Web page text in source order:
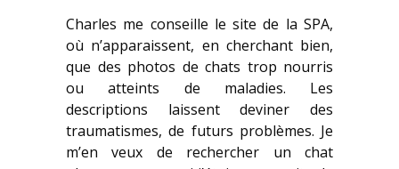
Charles me conseille le site de la SPA,
où n’apparaissent, en cherchant bien,
que des photos de chats trop nourris
ou atteints de maladies. Les
descriptions laissent deviner des
traumatismes, de futurs problèmes. Je
m’en veux de rechercher un chat